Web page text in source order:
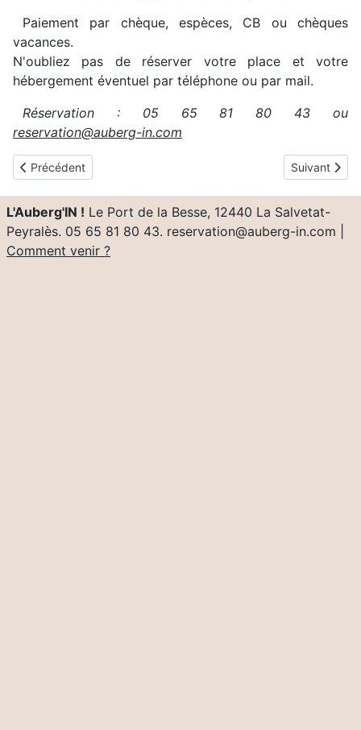
Paiement par chèque, espèces, CB ou chèques
vacances.
N'oubliez pas de réserver votre place et votre
hébergement éventuel par téléphone ou par mail.
Réservation : 05 65 81 80 43 ou
reservation@auberg-in.com
Article précédent : Apéro-concert du samedi 13 juillet 2024 :
Précédent Article
Suivant
L'Auberg'IN ! Le Port de la Besse, 12440 La Salvetat-
Peyralès. 05 65 81 80 43. reservation@auberg-in.com |
Comment venir ?